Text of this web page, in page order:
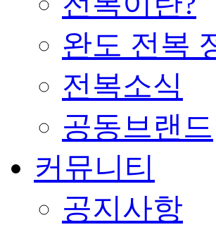
완도 전복
전복소식
공동브랜드
커뮤니티
공지사항